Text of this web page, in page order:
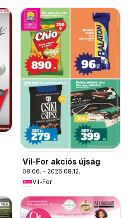
Vil-For akciós újság
08.06. - 2026.08.12.
Vil-For